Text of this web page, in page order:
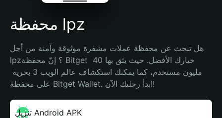
محفظة lpz
هل تبحث عن محفظة عملات مشفرة موثوقة وآمنة من أجل
lpz؟ إنّ محفظة Bitget خيارك الأفضل. حيث يثق بها 40
على محفظة Bitget Wallet. ابدأ رحلتك الآن!
تنزيل Android APK